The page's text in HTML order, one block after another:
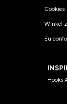
Cookies
Winkel
Eu
Hööks